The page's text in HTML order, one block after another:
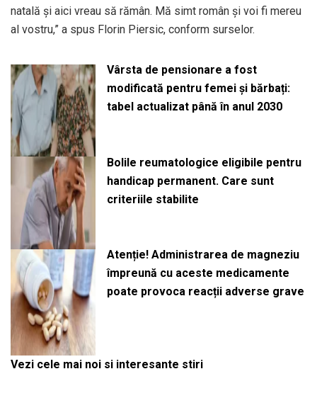
natală și aici vreau să rămân. Mă simt român și voi fi mereu
al vostru,” a spus Florin Piersic, conform surselor.
Vârsta de pensionare a fost
modificată pentru femei și bărbați:
tabel actualizat până în anul 2030
Bolile reumatologice eligibile pentru
handicap permanent. Care sunt
criteriile stabilite
Atenție! Administrarea de magneziu
împreună cu aceste medicamente
poate provoca reacții adverse grave
Vezi cele mai noi si interesante stiri